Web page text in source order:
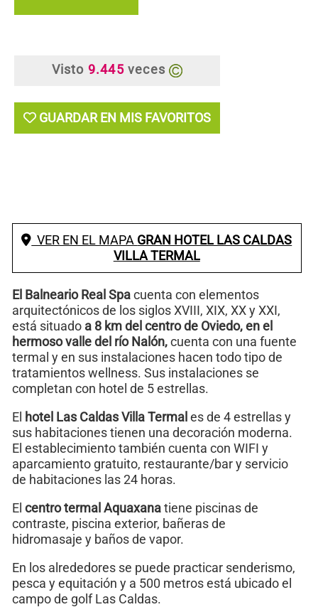
Visto 9.445 veces
GUARDAR EN MIS FAVORITOS
VER EN EL MAPA GRAN HOTEL LAS CALDAS
VILLA TERMAL
El Balneario Real Spacuenta con elementos
arquitectónicos de los siglos XVIII, XIX, XX y XXI,
está situado a 8 km del centro de Oviedo, en el
hermoso valle del río Nalón,cuenta con una fuente
termal y en sus instalaciones hacen todo tipo de
tratamientos wellness. Sus instalaciones se
completan con hotel de 5 estrellas.
El hotel Las Caldas Villa Termales de 4 estrellas y
sus habitaciones tienen una decoración moderna.
El establecimiento también cuenta con WIFI y
aparcamiento gratuito, restaurante/bar y servicio
de habitaciones las 24 horas.
El centro termal Aquaxanatiene piscinas de
contraste, piscina exterior, bañeras de
hidromasaje y baños de vapor.
En los alrededores se puede practicar senderismo,
pesca y equitación y a 500 metros está ubicado el
campo de golf Las Caldas.